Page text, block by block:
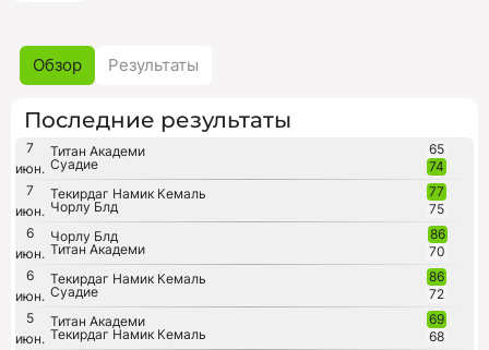
Обзор Результаты
Последние результаты
7
июн.
Титан Академи
Суадие
65
74
7
июн.
Текирдаг Намик Кемаль
Чорлу Блд
77
75
6
июн.
Чорлу Блд
Титан Академи
86
70
6
июн.
Текирдаг Намик Кемаль
Суадие
86
72
5
июн.
Титан Академи
Текирдаг Намик Кемаль
69
68